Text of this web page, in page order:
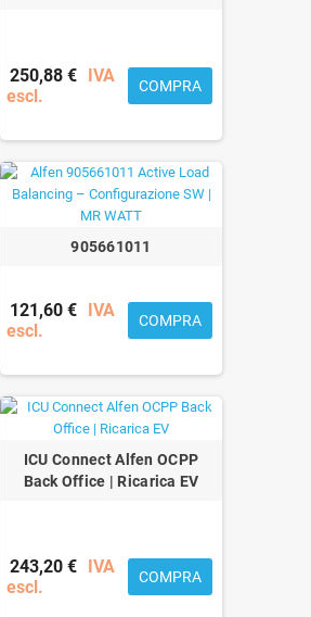
250,88 € IVA
escl.
COMPRA
905661011
121,60 € IVA
escl.
COMPRA
ICU Connect Alfen OCPP
Back Office | Ricarica EV
243,20 € IVA
escl.
COMPRA